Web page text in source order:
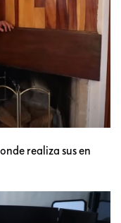
realiza sus en